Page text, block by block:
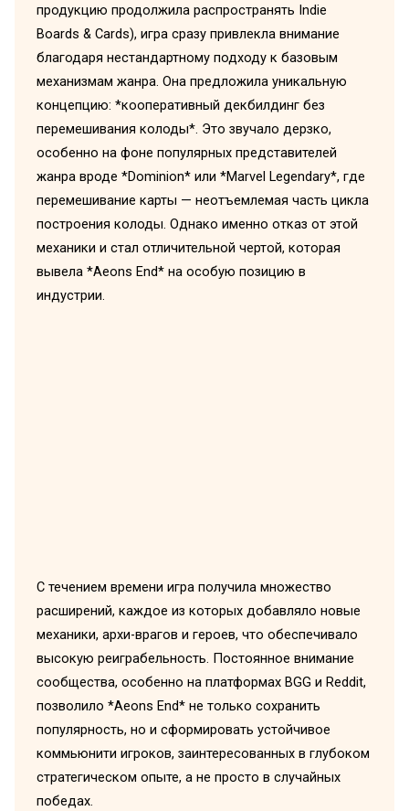
продукцию продолжила распространять Indie
Boards & Cards), игра сразу привлекла внимание
благодаря нестандартному подходу к базовым
механизмам жанра. Она предложила уникальную
концепцию: *кооперативный декбилдинг без
перемешивания колоды*. Это звучало дерзко,
особенно на фоне популярных представителей
жанра вроде *Dominion* или *Marvel Legendary*, где
перемешивание карты — неотъемлемая часть цикла
построения колоды. Однако именно отказ от этой
механики и стал отличительной чертой, которая
вывела *Aeons End* на особую позицию в
индустрии.
С течением времени игра получила множество
расширений, каждое из которых добавляло новые
механики, архи-врагов и героев, что обеспечивало
высокую реиграбельность. Постоянное внимание
сообщества, особенно на платформах BGG и Reddit,
позволило *Aeons End* не только сохранить
популярность, но и сформировать устойчивое
коммьюнити игроков, заинтересованных в глубоком
стратегическом опыте, а не просто в случайных
победах.